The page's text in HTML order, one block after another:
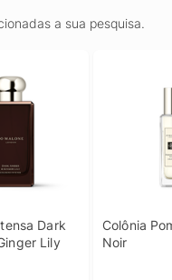
a sua pesquisa.
Dark
Lily
Colônia
Noir